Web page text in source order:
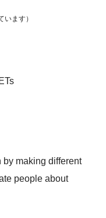
ます）
by making different
people about